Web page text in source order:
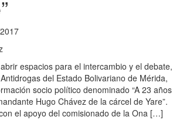
espacios para el intercambio y el debate,
del Estado Bolivariano de Mérida,
socio político denominado “A 23 años
Hugo Chávez de la cárcel de Yare”.
el apoyo del comisionado de la Ona […]